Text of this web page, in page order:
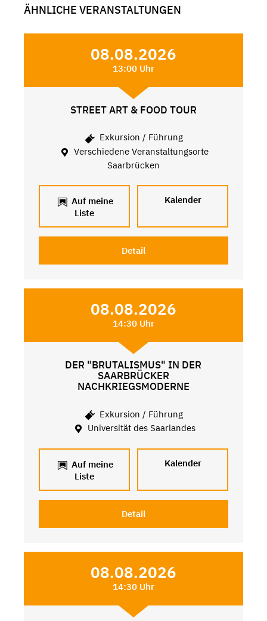
ÄHNLICHE VERANSTALTUNGEN
08.08.2026
13:00 Uhr
STREET ART & FOOD TOUR
Exkursion / Führung
Verschiedene Veranstaltungsorte
Saarbrücken
Auf meine
Liste
Kalender
Detail
08.08.2026
14:30 Uhr
DER "BRUTALISMUS" IN DER
SAARBRÜCKER
NACHKRIEGSMODERNE
Exkursion / Führung
Universität des Saarlandes
Auf meine
Liste
Kalender
Detail
08.08.2026
14:30 Uhr